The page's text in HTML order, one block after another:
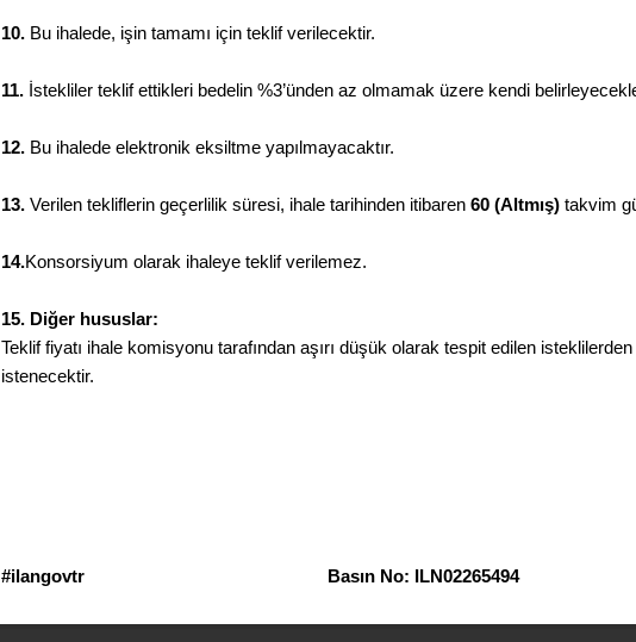
10. Bu ihalede, işin tamamı için teklif verilecektir.
11. İstekliler teklif ettikleri bedelin %3’ünden az olmamak üzere kendi
12. Bu ihalede elektronik eksiltme yapılmayacaktır.
13. Verilen tekliflerin geçerlilik süresi, ihale tarihinden itibaren 60 (Altmış) takvim
14.Konsorsiyum olarak ihaleye teklif verilemez.
15. Diğer hususlar:
Teklif fiyatı ihale komisyonu tarafından aşırı düşük olarak tespit edilen
istenecektir.
#ilangovtr Basın No: ILN02265494